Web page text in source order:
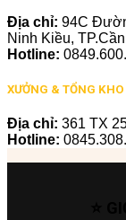
Địa chỉ: 94C
Ninh Kiều,
Hotline:
XƯỞNG & TỔNG
Địa chỉ: 361 TX
Hotline: